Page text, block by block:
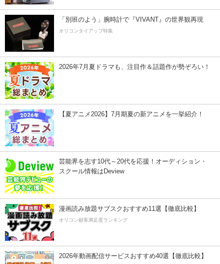
「別班のよう」腕時計で『VIVANT』の世界観再現
オリコンタイアップ特集
2026年7月夏ドラマも、注目作＆話題作が勢ぞろい！
【夏アニメ2026】7月期夏の新アニメを一挙紹介！
芸能界を志す10代～20代を応援！オーディション・
スクール情報はDeview
漫画読み放題サブスクおすすめ11選【徹底比較】
オリコン顧客満足度ランキング
2026年動画配信サービスおすすめ40選【徹底比較】